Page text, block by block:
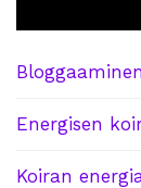
Bloggaaminen
Energisen
Koiran